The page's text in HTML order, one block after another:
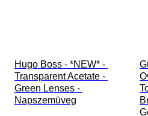
Hugo Boss - *NEW* -
Transparent Acetate -
Green Lenses -
Napszemüveg